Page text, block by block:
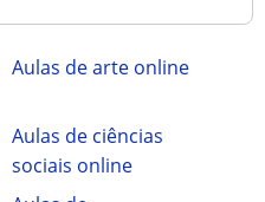
Aulas de arte online
Aulas de ciências
sociais online